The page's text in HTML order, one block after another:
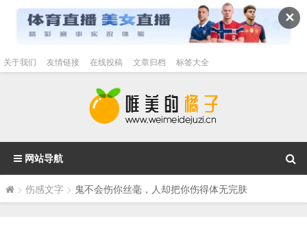
✕
关于我们 友情链接 在线投稿 文章归档 标签大全
网站导航
> 伤感文字 > 鬼不会伤你丝毫，人却把你伤得体无完肤